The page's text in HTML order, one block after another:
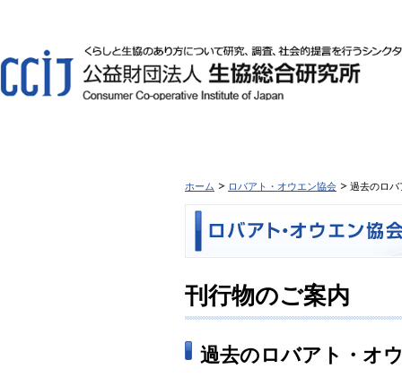
ホーム ロバアト・オウエン協会 過去のロバ
刊行物のご案内
過去のロバアト・オ